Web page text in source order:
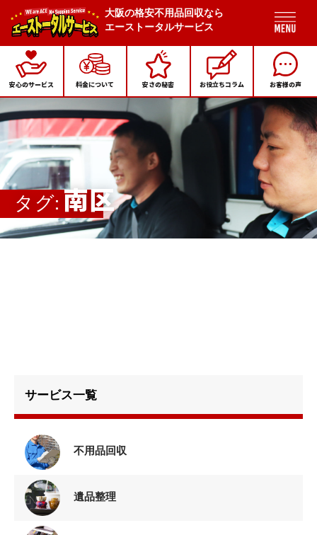
大阪の格安不用品回収なら
エーストータルサービス
安心のサービス 料金について 安さの秘密 お役立ちコラム お客様の声
タグ: 南区
サービス一覧
不用品回収
遺品整理